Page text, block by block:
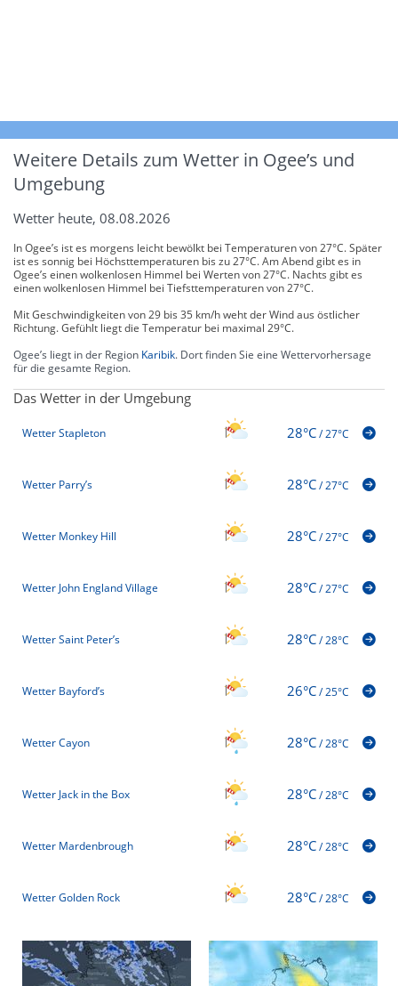
Weitere Details zum Wetter in Ogee’s und
Umgebung
Wetter heute, 08.08.2026
In Ogee’s ist es morgens leicht bewölkt bei Temperaturen von 27°C. Später
ist es sonnig bei Höchsttemperaturen bis zu 27°C. Am Abend gibt es in
Ogee’s einen wolkenlosen Himmel bei Werten von 27°C. Nachts gibt es
einen wolkenlosen Himmel bei Tiefsttemperaturen von 27°C.
Mit Geschwindigkeiten von 29 bis 35 km/h weht der Wind aus östlicher
Richtung. Gefühlt liegt die Temperatur bei maximal 29°C.
Ogee’s liegt in der Region Karibik. Dort finden Sie eine Wettervorhersage
für die gesamte Region.
Das Wetter in der Umgebung
Wetter Stapleton 28°C/27°C
Wetter Parry’s 28°C/27°C
Wetter Monkey Hill 28°C/27°C
Wetter John England Village 28°C/27°C
Wetter Saint Peter’s 28°C/28°C
Wetter Bayford’s 26°C/25°C
Wetter Cayon 28°C/28°C
Wetter Jack in the Box 28°C/28°C
Wetter Mardenbrough 28°C/28°C
Wetter Golden Rock 28°C/28°C